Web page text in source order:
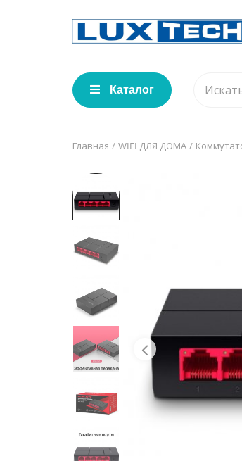
Каталог
Главная WIFI ДЛЯ ДОМА